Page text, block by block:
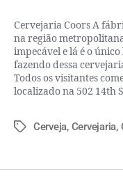
Cervejaria Coors A
na região
impecável e lá é o
fazendo dessa
Todos os visitantes
localizado na 502 14th
Cerveja, Cervejaria,